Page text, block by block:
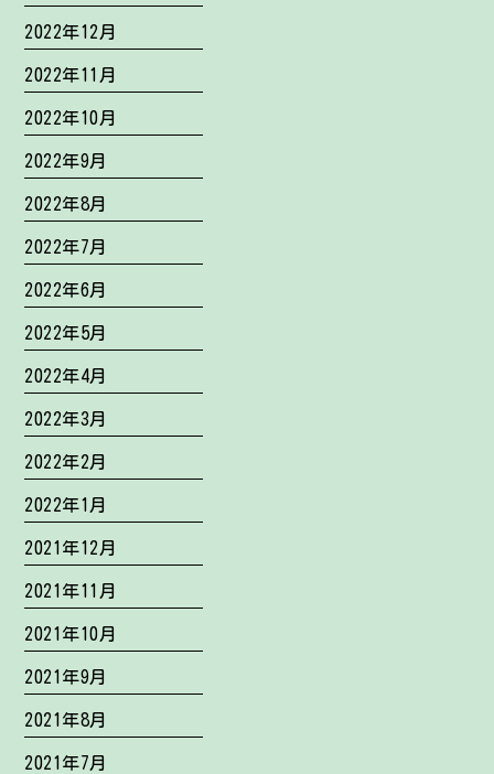
2022年12月
2022年11月
2022年10月
2022年9月
2022年8月
2022年7月
2022年6月
2022年5月
2022年4月
2022年3月
2022年2月
2022年1月
2021年12月
2021年11月
2021年10月
2021年9月
2021年8月
2021年7月